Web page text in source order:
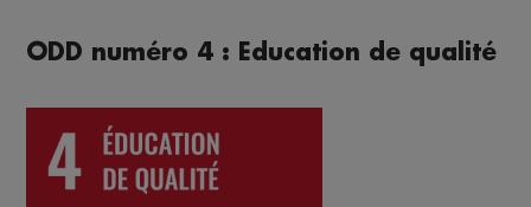
ODD numéro 4 : Education de qualité